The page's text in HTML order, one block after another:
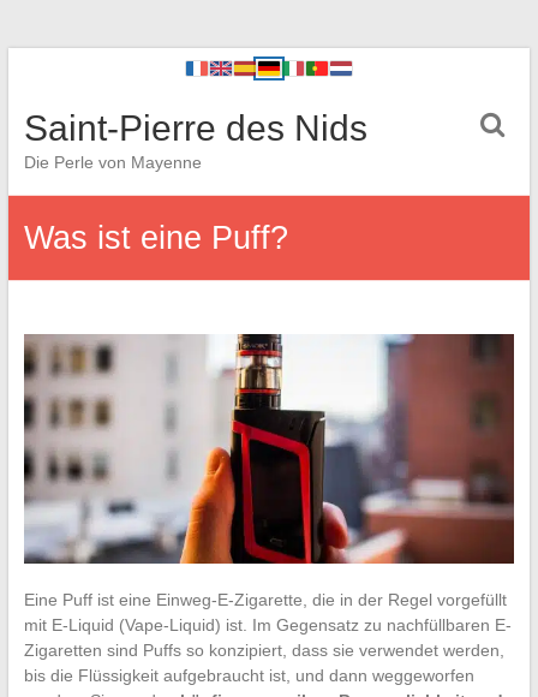
Saint-Pierre des Nids
Die Perle von Mayenne
Was ist eine Puff?
Eine Puff ist eine Einweg-E-Zigarette, die in der Regel vorgefüllt
mit E-Liquid (Vape-Liquid) ist. Im Gegensatz zu nachfüllbaren E-
Zigaretten sind Puffs so konzipiert, dass sie verwendet werden,
bis die Flüssigkeit aufgebraucht ist, und dann weggeworfen